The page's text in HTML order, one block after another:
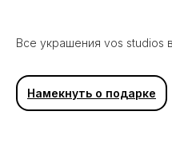
Все украшения vos studios
Намекнуть о подарке
Вам может